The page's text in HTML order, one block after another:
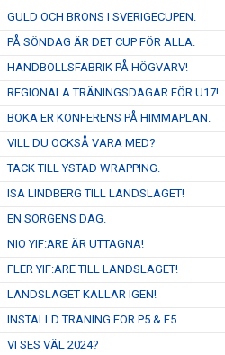
GULD OCH BRONS I SVERIGECUPEN.
PÅ SÖNDAG ÄR DET CUP FÖR ALLA.
HANDBOLLSFABRIK PÅ HÖGVARV!
REGIONALA TRÄNINGSDAGAR FÖR U17!
BOKA ER KONFERENS PÅ HIMMAPLAN.
VILL DU OCKSÅ VARA MED?
TACK TILL YSTAD WRAPPING.
ISA LINDBERG TILL LANDSLAGET!
EN SORGENS DAG.
NIO YIF:ARE ÄR UTTAGNA!
FLER YIF:ARE TILL LANDSLAGET!
LANDSLAGET KALLAR IGEN!
INSTÄLLD TRÄNING FÖR P5 & F5.
VI SES VÄL 2024?